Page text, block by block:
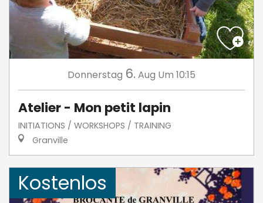
Donnerstag 6. Aug Um 10:15
Atelier - Mon petit lapin
INITIATIONS / WORKSHOPS / TRAINING
Granville
Kostenlos